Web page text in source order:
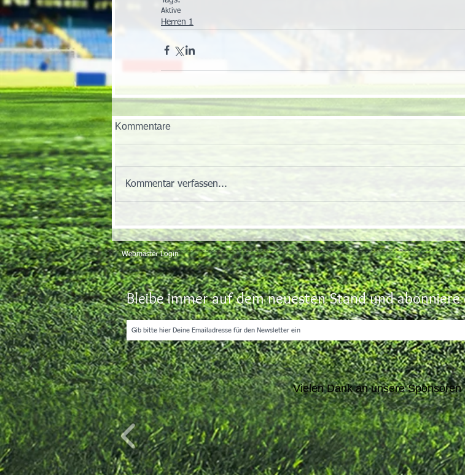
Aktive
Herren 1
Kommentare
Kommentar verfassen...
Webmaster Login
Bleibe immer auf dem neuesten Stand und abonniere
Vielen Dank an unsere Sponsoren